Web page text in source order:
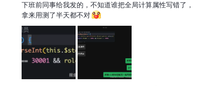
下班前同事给我发的，不知道谁把全局计算属性写错了，
拿来用测了半天都不对